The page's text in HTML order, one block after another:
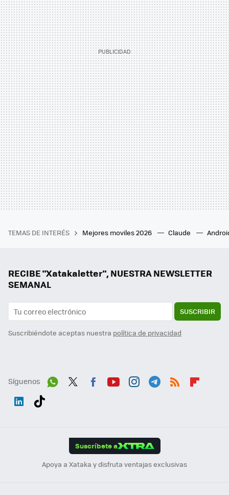
TEMAS DE INTERÉS Mejores moviles 2026 Claude
RECIBE "Xatakaletter", NUESTRA NEWSLETTER
SEMANAL
SUSCRIBIR
Suscribiéndote aceptas nuestra política de privacidad
Síguenos
Suscríbete a
Apoya a Xataka y disfruta ventajas exclusivas